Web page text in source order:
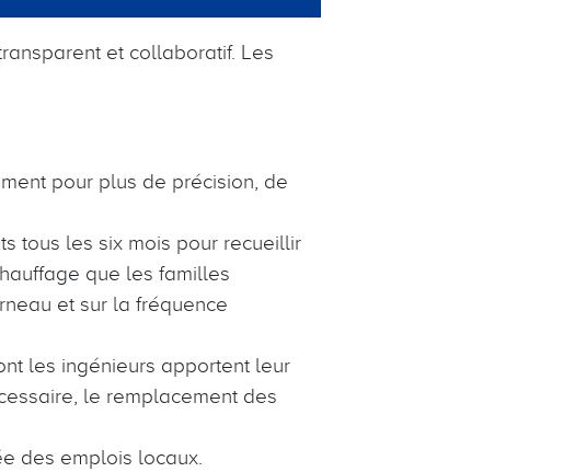
et collaboratif. Les
pour plus de précision, de
tous les six mois pour recueillir
que les familles
et sur la fréquence
les ingénieurs apportent leur
le remplacement des
des emplois locaux.